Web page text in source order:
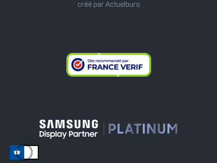
créé par Actuelburo